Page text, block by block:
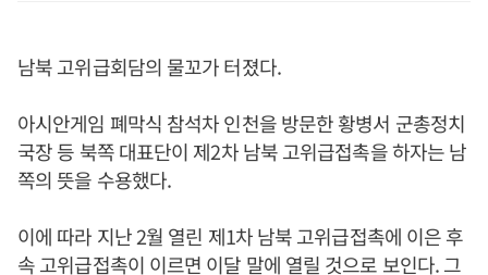
남북 고위급회담의 물꼬가 터졌다.
아시안게임 폐막식 참석차 인천을 방문한 황병서 군총정치
국장 등 북쪽 대표단이 제2차 남북 고위급접촉을 하자는 남
쪽의 뜻을 수용했다.
이에 따라 지난 2월 열린 제1차 남북 고위급접촉에 이은 후
속 고위급접촉이 이르면 이달 말에 열릴 것으로 보인다. 그